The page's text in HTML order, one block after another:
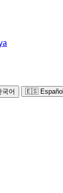
어 🇪🇸 Español